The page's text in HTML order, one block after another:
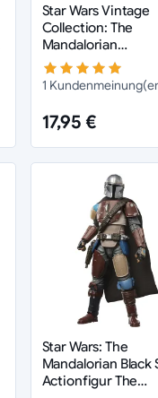
Star Wars Vintage
Collection: The
Mandalorian
(Carbonized)
(10 cm)
1
17,95 €
Star Wars: The
Mandalorian Black
Actionfigur The